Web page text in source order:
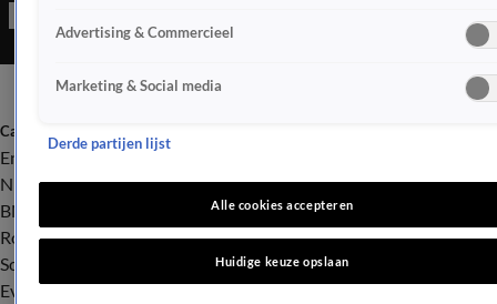
Categorieën
Entertainment
Nieuws
BN'ers
Royalty
Songfestival
Evenementen
Advertising & Commercieel
Marketing & Social media
Derde partijen lijst
Alle cookies accepteren
Huidige keuze opslaan